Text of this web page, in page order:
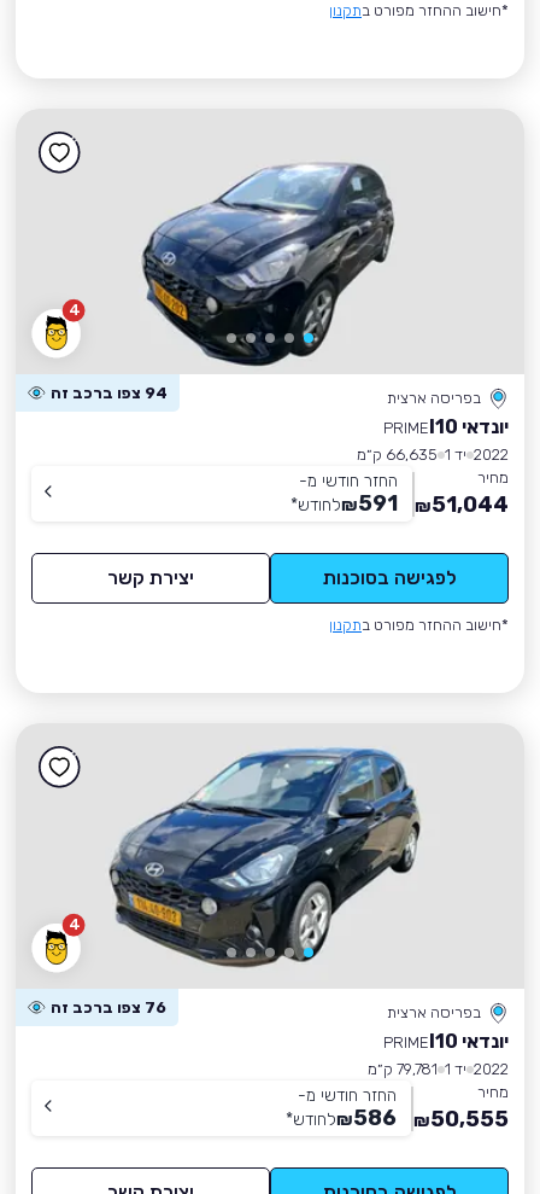
*חישוב ההחזר מפורט בתקנון
4
בפריסה ארצית 94 צפו ברכב זה
יונדאי I10
PRIME
2022 יד 1
66,635 ק״מ
מחיר
51,044
₪
החזר חודשי מ-
591
₪לחודש*
לפגישה בסוכנות יצירת קשר
*חישוב ההחזר מפורט בתקנון
4
בפריסה ארצית 76 צפו ברכב זה
יונדאי I10
PRIME
2022 יד 1
79,781 ק״מ
מחיר
50,555
₪
החזר חודשי מ-
586
₪לחודש*